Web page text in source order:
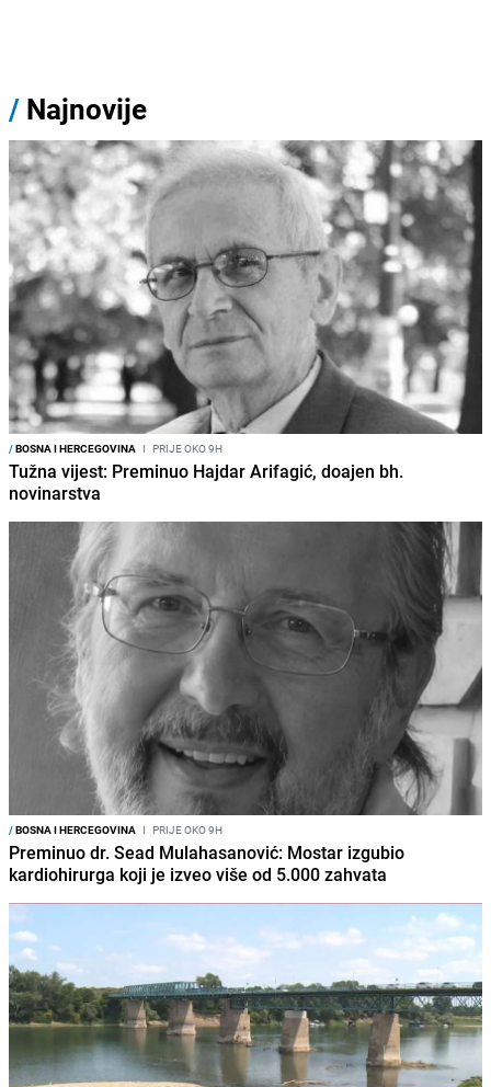
/ Najnovije
/BOSNA I HERCEGOVINA I PRIJE OKO 9H
Tužna vijest: Preminuo Hajdar Arifagić, doajen bh.
novinarstva
/BOSNA I HERCEGOVINA I PRIJE OKO 9H
Preminuo dr. Sead Mulahasanović: Mostar izgubio
kardiohirurga koji je izveo više od 5.000 zahvata